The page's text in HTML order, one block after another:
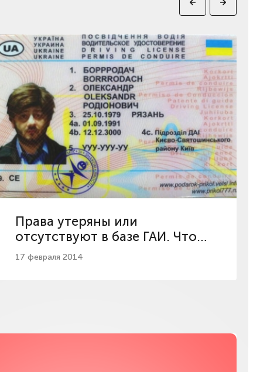
Права утеряны или
отсутствуют в базе ГАИ. Что
делать?
17 февраля 2014